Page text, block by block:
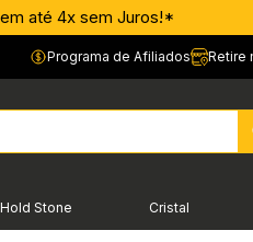
até 4x sem Juros!*
Programa de Afiliados Retire
Hold Stone Cristal